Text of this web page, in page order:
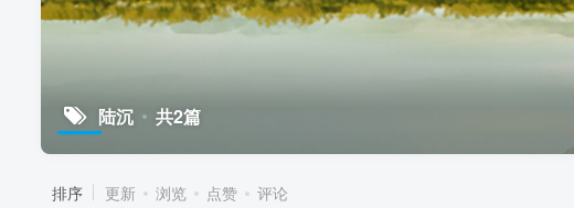
陆沉 共2篇
排序 更新 浏览 点赞 评论